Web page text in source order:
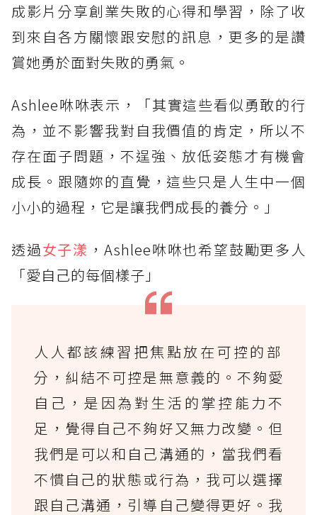
成影片分享創業失敗的心得和學習，除了收
到來自各方關懷跟安慰的訊息，更多的是讚
賞她勇於面對失敗的勇氣。
Ashlee咻咻表示，「其實這些看似勇敢的行
為，並不影響我對自我價值的肯定，所以不
存在面子問題，不逞強、放低姿態才有機會
成長。跟隨妳的直覺，這些只是人生中一個
小小的過程，它是讓我們成長的養分。」
透過女子漾 ，Ashlee咻咻也希望鼓勵更多人
「愛自己的每個樣子」
人人都該練習把焦點放在可控的部
分，糾結不可控是無意義的。不夠愛
自己，是因為對生活的掌控能力不
足，覺得自己不夠好又無力改變。但
我們是可以和自己溝通的，當我們看
不慣自己的狀態或行為，我可以選擇
跟自己溝通，引導自己變得更好。我